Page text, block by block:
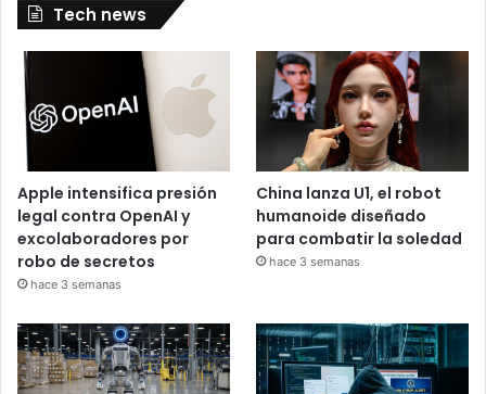
Tech news
Apple intensifica presión
legal contra OpenAI y
excolaboradores por
robo de secretos
hace 3 semanas
China lanza U1, el robot
humanoide diseñado
para combatir la soledad
hace 3 semanas